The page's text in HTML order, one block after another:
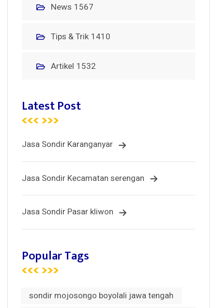
News 1567
Tips & Trik 1410
Artikel 1532
Latest Post
Jasa Sondir Karanganyar
Jasa Sondir Kecamatan serengan
Jasa Sondir Pasar kliwon
Popular Tags
sondir mojosongo boyolali jawa tengah